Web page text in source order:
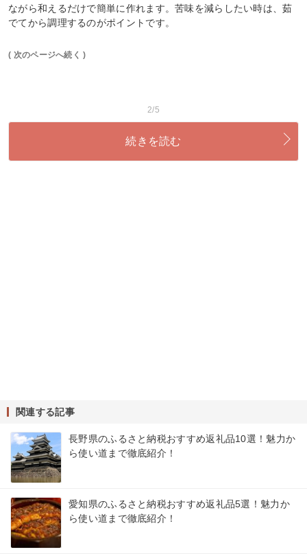
ながら和えるだけで簡単に作れます。苦味を減らしたい時は、茹
でてから調理するのがポイントです。
( 次のページへ続く )
2/5
続きを読む
関連する記事
長野県のふるさと納税おすすめ返礼品10選！魅力か
ら使い道まで徹底紹介！
愛知県のふるさと納税おすすめ返礼品5選！魅力か
ら使い道まで徹底紹介！